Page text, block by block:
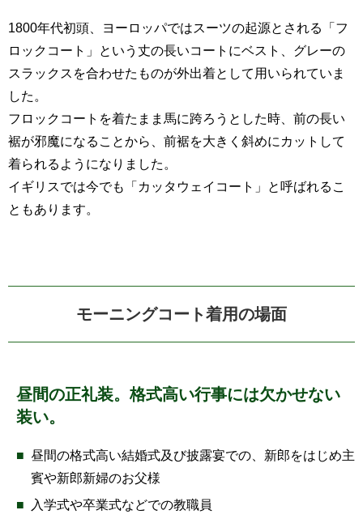
1800年代初頭、ヨーロッパではスーツの起源とされる「フ
ロックコート」という丈の長いコートにベスト、グレーの
スラックスを合わせたものが外出着として用いられていま
した。
フロックコートを着たまま馬に跨ろうとした時、前の長い
裾が邪魔になることから、前裾を大きく斜めにカットして
着られるようになりました。
イギリスでは今でも「カッタウェイコート」と呼ばれるこ
ともあります。
モーニングコート着用の場面
昼間の正礼装。格式高い行事には欠かせない
装い。
昼間の格式高い結婚式及び披露宴での、新郎をはじめ主
賓や新郎新婦のお父様
入学式や卒業式などでの教職員